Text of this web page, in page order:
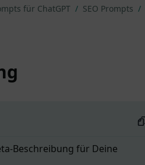
für ChatGPT / SEO Prompts /
Beschreibung für Deine